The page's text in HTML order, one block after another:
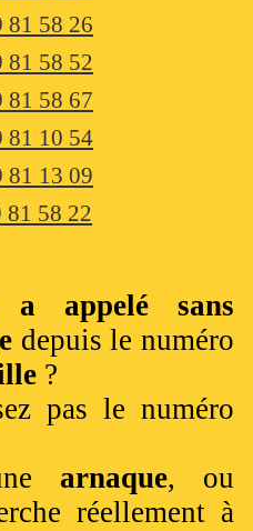
81 58 26
81 58 52
81 58 67
81 10 54
81 13 09
81 58 22
a appelé sans
depuis le numéro
?
pas le numéro
arnaque, ou
réellement à